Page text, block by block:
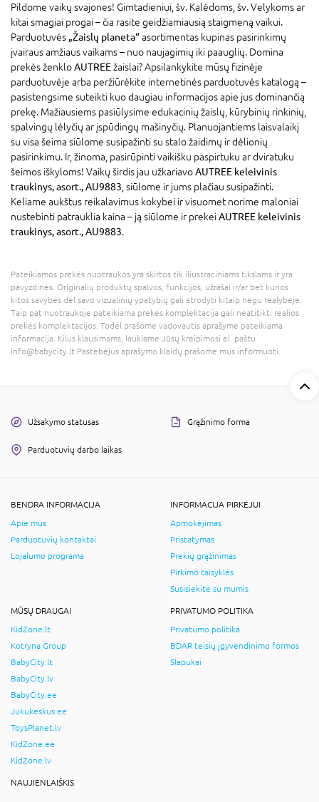
Pildome vaikų svajones! Gimtadieniui, šv. Kalėdoms, šv. Velykoms ar
kitai smagiai progai – čia rasite geidžiamiausią staigmeną vaikui.
Parduotuvės „Žaislų planeta“asortimentas kupinas pasirinkimų
įvairaus amžiaus vaikams – nuo naujagimių iki paauglių. Domina
prekės ženkloAUTREEžaislai? Apsilankykite mūsų fizinėje
parduotuvėje arba peržiūrėkite internetinės parduotuvės katalogą –
pasistengsime suteikti kuo daugiau informacijos apie jus dominančią
prekę. Mažiausiems pasiūlysime edukacinių žaislų, kūrybinių rinkinių,
spalvingų lėlyčių ar įspūdingų mašinyčių. Planuojantiems laisvalaikį
su visa šeima siūlome susipažinti su stalo žaidimų ir dėlionių
pasirinkimu. Ir, žinoma, pasirūpinti vaikišku paspirtuku ar dviratuku
šeimos iškyloms! Vaikų širdis jau užkariavoAUTREE keleivinis
traukinys, asort., AU9883 , siūlome ir jums plačiau susipažinti.
Keliame aukštus reikalavimus kokybei ir visuomet norime maloniai
nustebinti patrauklia kaina – ją siūlome ir prekeiAUTREE keleivinis
traukinys, asort., AU9883.
Pateikiamos prekės nuotraukos yra skirtos tik iliustraciniams tikslams ir yra
pavyzdinės. Originalių produktų spalvos, funkcijos, užrašai ir/ar bet kurios
kitos savybės dėl savo vizualinių ypatybių gali atrodyti kitaip negu realybėje.
Taip pat nuotraukoje pateikiama prekės komplektacija gali neatitikti realios
prekės komplektacijos. Todėl prašome vadovautis aprašyme pateikiama
informacija. Kilus klausimams, laukiame Jūsų kreipimosi el. paštu
info@babycity.lt Pastebėjus aprašymo klaidų prašome mus informuoti.
Užsakymo statusas Grąžinimo forma
Parduotuvių darbo laikas
BENDRA INFORMACIJA
Apie mus
Parduotuvių kontaktai
Lojalumo programa
INFORMACIJA PIRKĖJUI
Apmokėjimas
Pristatymas
Prekių grąžinimas
Pirkimo taisyklės
Susisiekite su mumis
MŪSŲ DRAUGAI
KidZone.lt
Kotryna Group
BabyCity.lt
BabyCity.lv
BabyCity.ee
Jukukeskus.ee
ToysPlanet.lv
KidZone.ee
KidZone.lv
PRIVATUMO POLITIKA
Privatumo politika
BDAR teisių įgyvendinimo formos
Slapukai
NAUJIENLAIŠKIS